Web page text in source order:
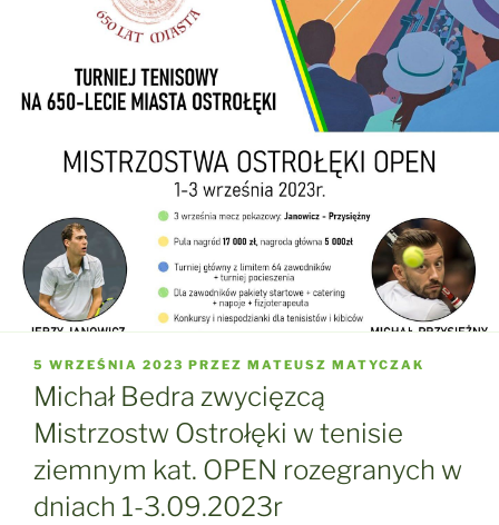
OPUBLIKOWANE
W
5 WRZEŚNIA 2023 PRZEZ MATEUSZ MATYCZAK
Michał Bedra zwycięzcą
Mistrzostw Ostrołęki w tenisie
ziemnym kat. OPEN rozegranych w
dniach 1-3.09.2023r